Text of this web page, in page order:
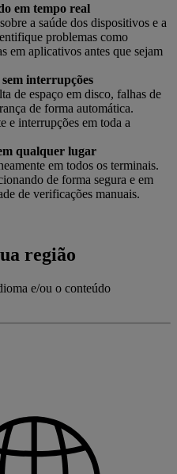
em tempo real
a saúde dos dispositivos e a
problemas como
em aplicativos antes que sejam
interrupções
de espaço em disco, falhas de
de forma automática.
e interrupções em toda a
qualquer lugar
em todos os terminais.
de forma segura e em
de verificações manuais.
região
e/ou o conteúdo